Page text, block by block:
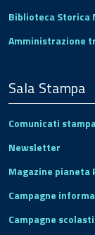
Biblioteca Storica
Amministrazione
Sala Stampa
Comunicati
Newsletter
Magazine pianeta
Campagne
Campagne